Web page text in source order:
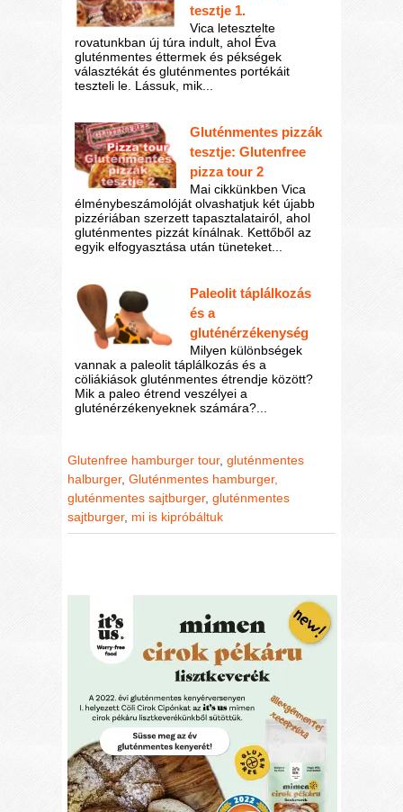
tesztje 1.
Vica letesztelte
rovatunkban új túra indult, ahol Éva
gluténmentes éttermek és pékségek
választékát és gluténmentes portékáit
teszteli le. Lássuk, mik...
Gluténmentes pizzák
tesztje: Glutenfree
pizza tour 2
Mai cikkünkben Vica
élménybeszámolóját olvashatjuk két újabb
pizzériában szerzett tapasztalatairól, ahol
gluténmentes pizzát kínálnak. Kettőből az
egyik elfogyasztása után tüneteket...
Paleolit táplálkozás
és a
gluténérzékenység
Milyen különbségek
vannak a paleolit táplálkozás és a
cöliákiások gluténmentes étrendje között?
Mik a paleo étrend veszélyei a
gluténérzékenyeknek számára?...
Glutenfree hamburger tour,gluténmentes
halburger,Gluténmentes hamburger,
gluténmentes sajtburger,gluténmentes
sajtburger, mi is kipróbáltuk